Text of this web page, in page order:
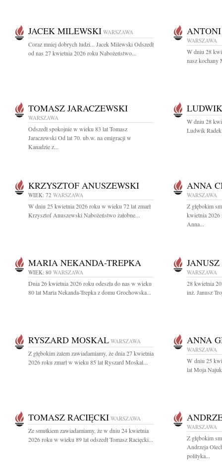
JACEK MILEWSKI WARSZAWA
Coraz mniej dobrych ludzi... Jacek Milewski Odszedł
od nas 27 kwietnia 2026 roku Nabożeństwo...
WARSZAWA
W dniu 28
nasz kochany
TOMASZ JARACZEWSKI
WARSZAWA
Odszedł spokojnie w wieku 83 lat Tomasz
Jaraczewski Od lat 70. ub.w. na emigracji w
Kanadzie z...
W dniu 28
Ludwik
KRZYSZTOF ANUSZEWSKI
WIEK: 72 WARSZAWA
W dniu 25 kwietnia 2026 roku w wieku 72 lat zmarł
Krzysztof Anuszewski Nabożeństwo żałobne...
ANNA
WARSZAWA
Z głębokim
kwietnia 2026
Anna...
MARIA NEKANDA-TREPKA
WIEK: 80 WARSZAWA
Dnia 26 kwietnia 2026 roku odeszła do nas w wieku
80 lat Maria Nekanda-Trepka z domu Grochowska...
WARSZAWA
28 kwietnia
inż. Janusz
RYSZARD MOSKAL WARSZAWA
Z głębokim żalem zawiadamiamy, że dnia 27 kwietnia
2026 roku zmarł w wieku 85 lat Ryszard Moskal...
ANNA
WARSZAWA
W dniu 25
lat Moja
TOMASZ RACIĘCKI WARSZAWA
Ze smutkiem zawiadamiamy, że w dniu 24 kwietnia
2026 roku w wieku 89 lat odszedł Tomasz Racięcki...
WARSZAWA
Z głębokim
Andrzeja
polityka...